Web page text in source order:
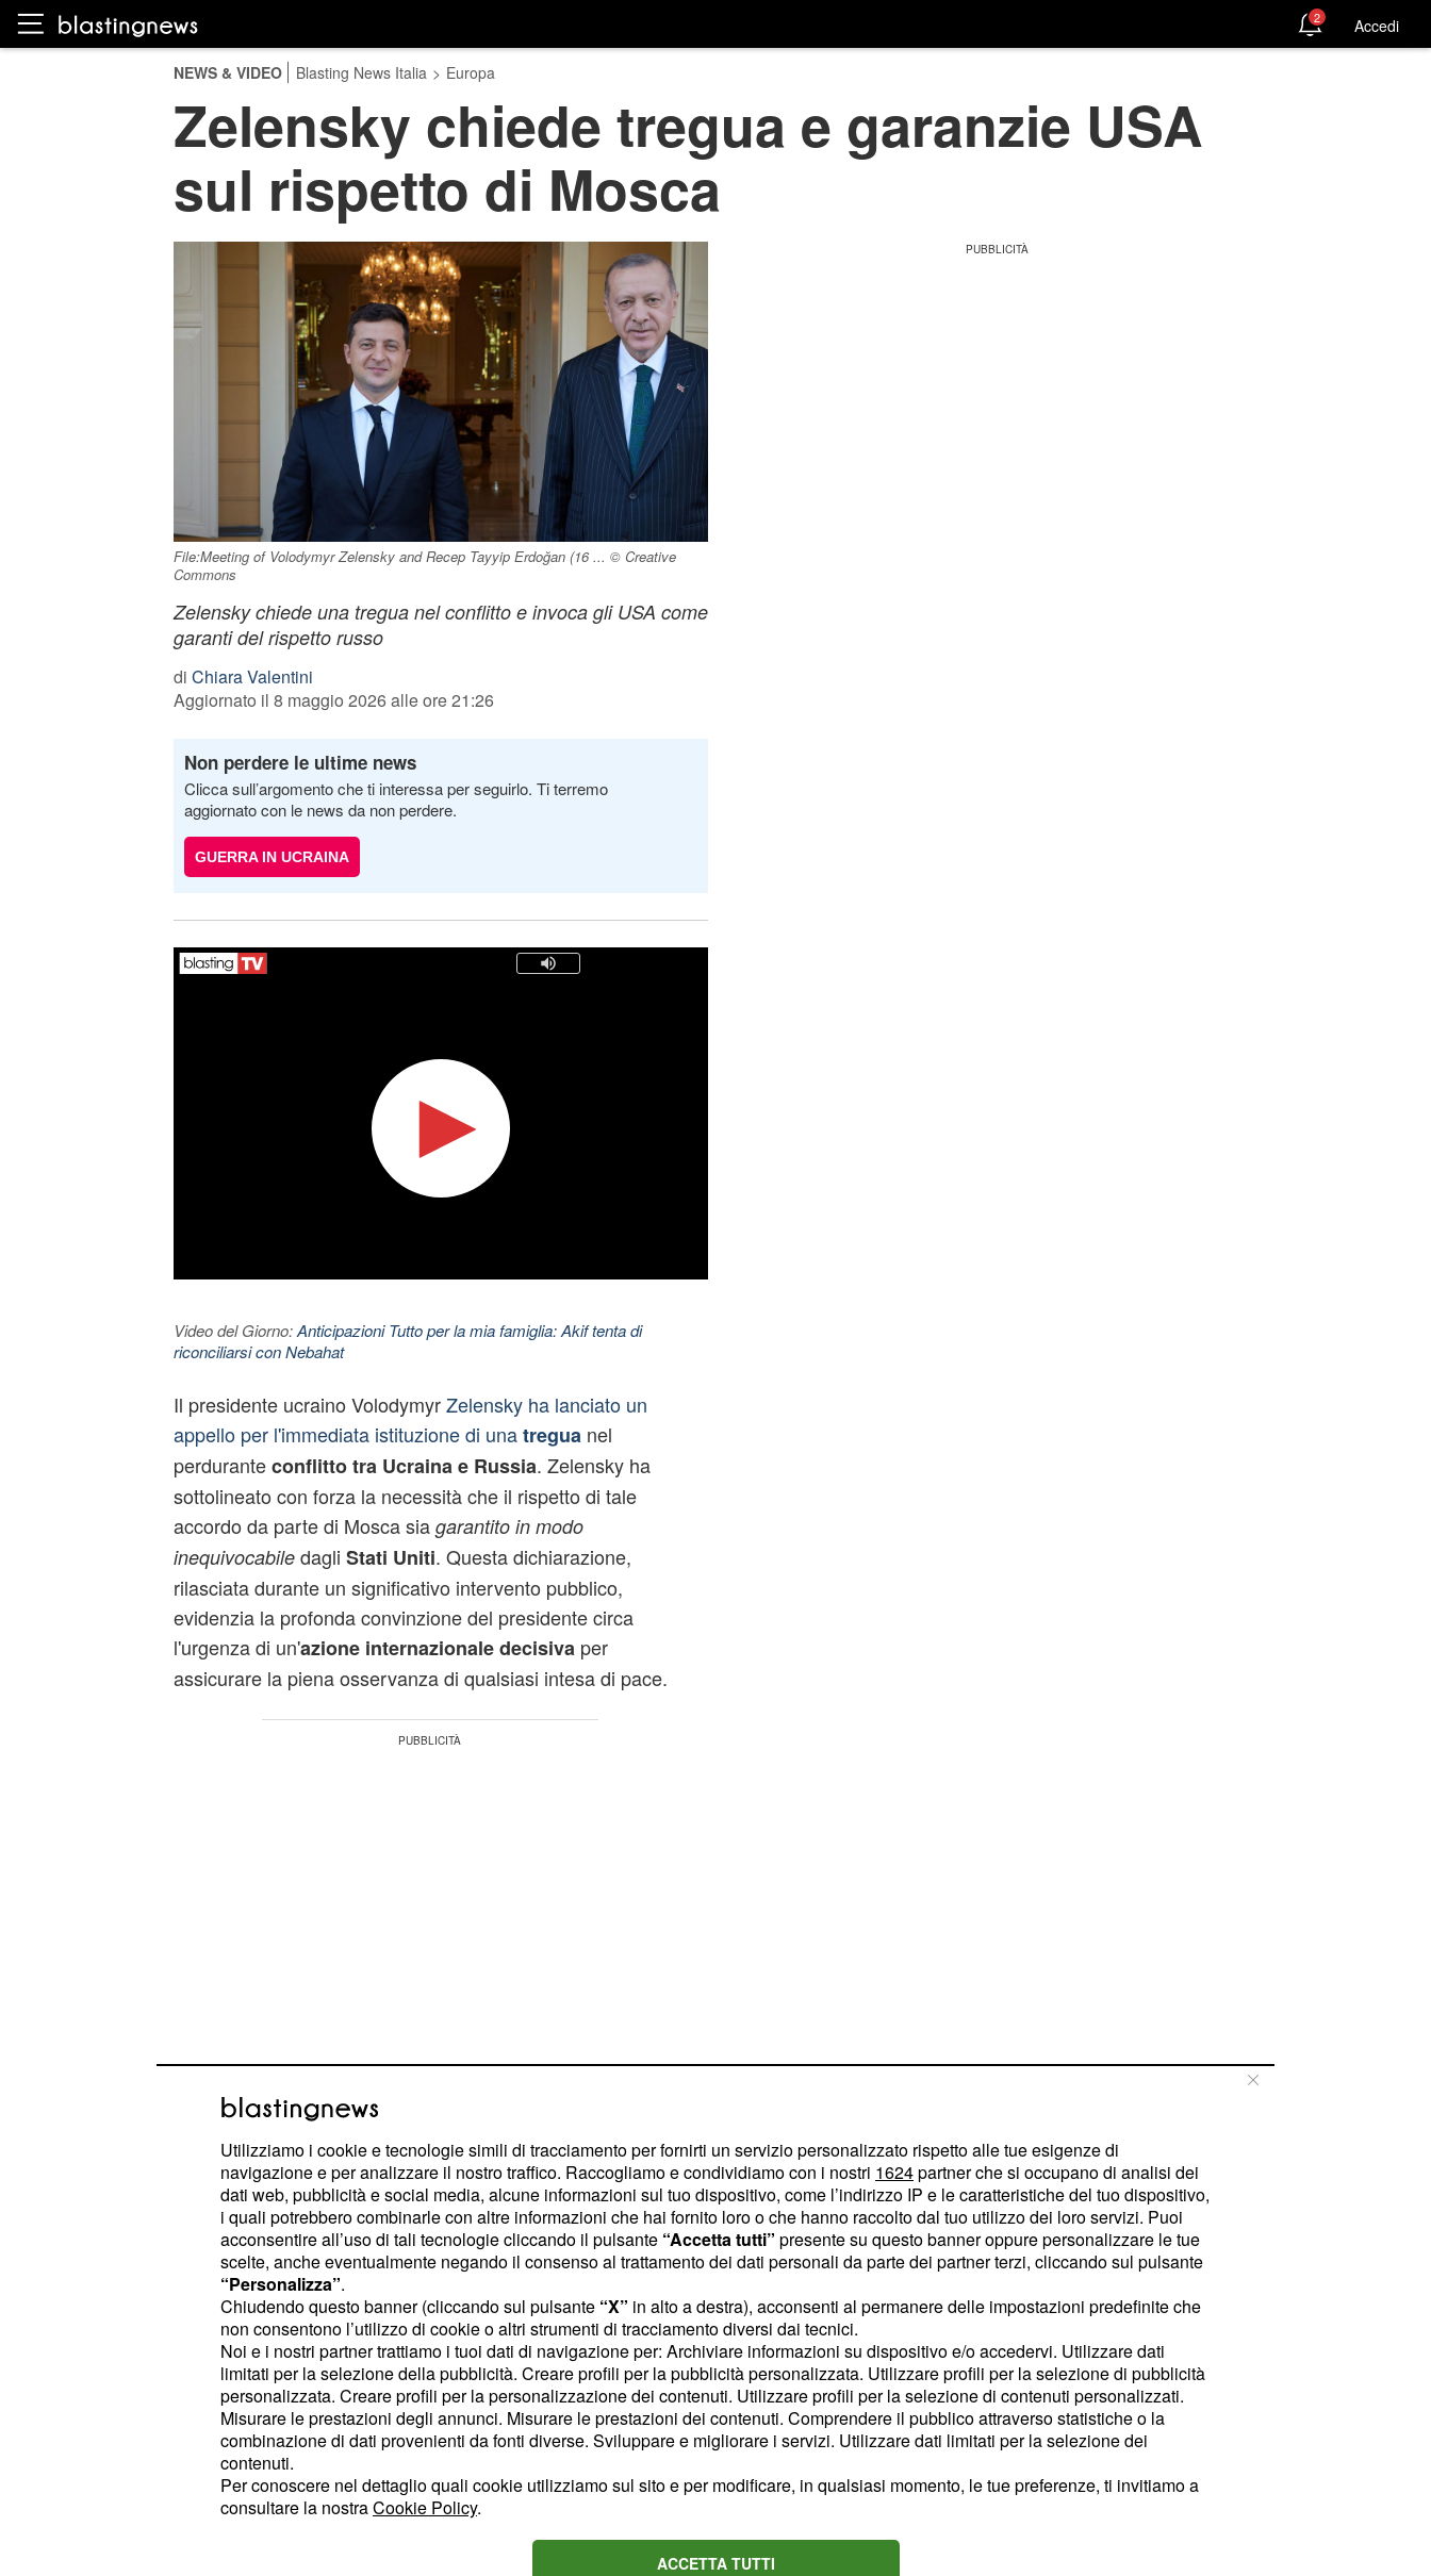
2 Accedi
NEWS & VIDEO Blasting News Italia > Europa
Zelensky chiede tregua e garanzie USA
sul rispetto di Mosca
File:Meeting of Volodymyr Zelensky and Recep Tayyip Erdoğan (16 ... © Creative
Commons
Zelensky chiede una tregua nel conflitto e invoca gli USA come
garanti del rispetto russo
di Chiara Valentini
Aggiornato il 8 maggio 2026 alle ore 21:26
Non perdere le ultime news
Clicca sull’argomento che ti interessa per seguirlo. Ti terremo
aggiornato con le news da non perdere.
GUERRA IN UCRAINA
Video del Giorno:Anticipazioni Tutto per la mia famiglia: Akif tenta di
riconciliarsi con Nebahat
Il presidente ucraino VolodymyrZelensky ha lanciato un
appello per l'immediata istituzione di unatregua nel
perduranteconflitto tra Ucraina e Russia. Zelensky ha
sottolineato con forza la necessità che il rispetto di tale
accordo da parte di Mosca sia garantito in modo
inequivocabiledagli Stati Uniti. Questa dichiarazione,
rilasciata durante un significativo intervento pubblico,
evidenzia la profonda convinzione del presidente circa
l'urgenza di un'azione internazionale decisiva per
assicurare la piena osservanza di qualsiasi intesa di pace.
La richiesta di garanzie
internazionali e il ruolo degli USA
Zelensky ha ribadito che l'efficacia di unatreguaè
intrinsecamente legata alla presenza digaranzie concrete
e vincolanti. In questo contesto, ha identificato gliStati Uniti
come gli attori chiave e indispensabili per assicurare che la
Russia onori gli impegni assunti. Il presidente ucraino ha
espresso chiaramente la sua posizione, affermando: “Sia
stabilita la tregua, gli USA garantiscano che Mosca la
rispetti”. Questa richiesta mira a stabilire un meccanismo di
controllo robusto, essenziale per costruire fiducia e
prevenire future violazioni, ponendo le basi per unapace più
stabile e duraturanella regione.
Utilizziamo i cookie e tecnologie simili di tracciamento per fornirti un servizio personalizzato rispetto alle tue esigenze di
navigazione e per analizzare il nostro traffico. Raccogliamo e condividiamo con i nostri 1624partner che si occupano di analisi dei
dati web, pubblicità e social media, alcune informazioni sul tuo dispositivo, come l’indirizzo IP e le caratteristiche del tuo dispositivo,
i quali potrebbero combinarle con altre informazioni che hai fornito loro o che hanno raccolto dal tuo utilizzo dei loro servizi. Puoi
acconsentire all’uso di tali tecnologie cliccando il pulsante “Accetta tutti” presente su questo banner oppure personalizzare le tue
scelte, anche eventualmente negando il consenso al trattamento dei dati personali da parte dei partner terzi, cliccando sul pulsante
“Personalizza”.
Chiudendo questo banner (cliccando sul pulsante “X” in alto a destra), acconsenti al permanere delle impostazioni predefinite che
non consentono l’utilizzo di cookie o altri strumenti di tracciamento diversi dai tecnici.
Noi e i nostri partner trattiamo i tuoi dati di navigazione per: Archiviare informazioni su dispositivo e/o accedervi. Utilizzare dati
limitati per la selezione della pubblicità. Creare profili per la pubblicità personalizzata. Utilizzare profili per la selezione di pubblicità
personalizzata. Creare profili per la personalizzazione dei contenuti. Utilizzare profili per la selezione di contenuti personalizzati.
Misurare le prestazioni degli annunci. Misurare le prestazioni dei contenuti. Comprendere il pubblico attraverso statistiche o la
combinazione di dati provenienti da fonti diverse. Sviluppare e migliorare i servizi. Utilizzare dati limitati per la selezione dei
contenuti.
Per conoscere nel dettaglio quali cookie utilizziamo sul sito e per modificare, in qualsiasi momento, le tue preferenze, ti invitiamo a
consultare la nostraCookie Policy.
ACCETTA TUTTI